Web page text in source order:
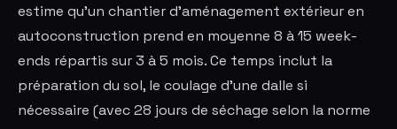
estime qu'un chantier d'aménagement extérieur en
autoconstruction prend en moyenne 8 à 15 week-
ends répartis sur 3 à 5 mois. Ce temps inclut la
préparation du sol, le coulage d'une dalle si
nécessaire (avec 28 jours de séchage selon la norme